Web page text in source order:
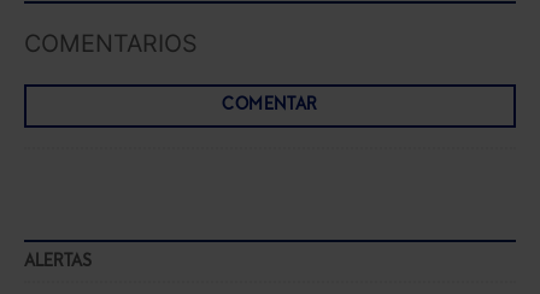
Saber más acerca de las cookies
COMENTARIOS
COMENTAR
ALERTAS